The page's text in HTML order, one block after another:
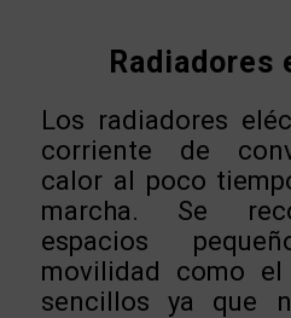
Los radiadores
corriente de
calor al poco
marcha. Se
espacios
movilidad como el
sencillos ya que